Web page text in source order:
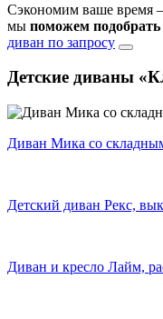
Сэкономим ваше время
мы поможем подобрать
диван по запросу
Детские диваны
Диван Мика со
Детский диван Рекс,
Диван и кресло Лайм,